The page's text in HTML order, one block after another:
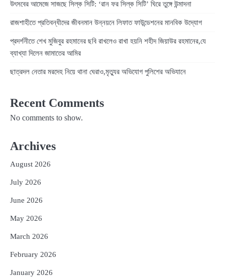
উৎসবের আমেজে সাজছে সিল্ক সিটি: ‘রান ফর সিল্ক সিটি’ ঘিরে তুঙ্গে উন্মাদনা
রাজশাহীতে প্রতিবন্ধীদের জীবনমান উন্নয়নে লিফাত ফাউন্ডেশনের মানবিক উদ্যোগ
প্রদর্শনীতে শেখ মুজিবুর রহমানের ছবি রাখলেও রাখা হয়নি শহীদ জিয়াউর রহমানের,যে
ব্যাখ্যা দিলেন জামাতের আমির
ছাত্রদল নেতার মরদেহ নিয়ে থানা ঘেরাও,মৃত্যুর অভিযোগ পুলিশের অভিযানে
Recent Comments
No comments to show.
Archives
August 2026
July 2026
June 2026
May 2026
March 2026
February 2026
January 2026